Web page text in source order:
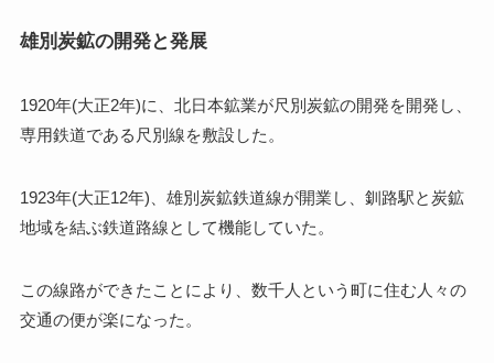
雄別炭鉱の開発と発展
1920年(大正2年)に、北日本鉱業が尺別炭鉱の開発を開発し、
専用鉄道である尺別線を敷設した。
1923年(大正12年)、雄別炭鉱鉄道線が開業し、釧路駅と炭鉱
地域を結ぶ鉄道路線として機能していた。
この線路ができたことにより、数千人という町に住む人々の
交通の便が楽になった。